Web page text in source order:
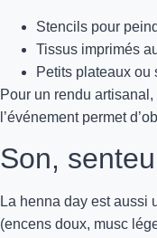
Stencils pour
Tissus imprimés
Petits plateaux ou
Pour un rendu
l’événement permet
Son,
La henna day est aussi
(encens doux, musc